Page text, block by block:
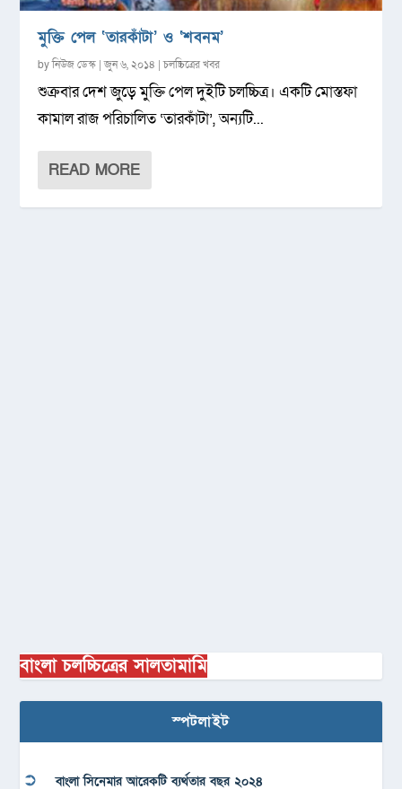
মুক্তি পেল ‘তারকাঁটা’ ও ‘শবনম’
byনিউজ ডেস্ক |জুন ৬, ২০১৪ |চলচ্চিত্রের খবর
শুক্রবার দেশ জুড়ে মুক্তি পেল দুইটি চলচ্চিত্র। একটি মোস্তফা
কামাল রাজ পরিচালিত ‘তারকাঁটা’, অন্যটি...
READ MORE
বাংলা চলচ্চিত্রের সালতামামি
স্পটলাইট
বাংলা সিনেমার আরেকটি ব্যর্থতার বছর ২০২৪